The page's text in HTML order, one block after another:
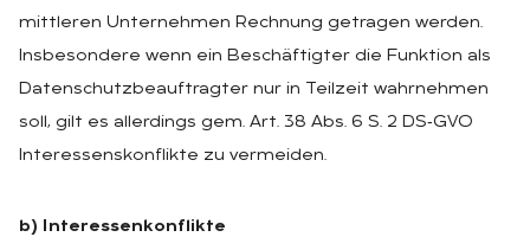
mittleren Unternehmen Rechnung getragen werden.
Insbesondere wenn ein Beschäftigter die Funktion als
Datenschutzbeauftragter nur in Teilzeit wahrnehmen
soll, gilt es allerdings gem. Art. 38 Abs. 6 S. 2 DS‑GVO
Interessenskonflikte zu vermeiden.
b) Interessenkonflikte